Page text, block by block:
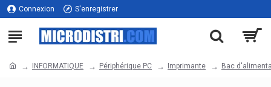
Connexion S'enregistrer
INFORMATIQUE Périphérique PC Imprimante Bac